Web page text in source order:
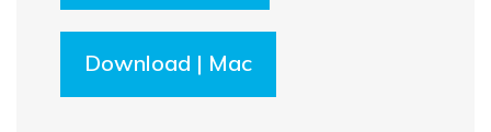
Download | Mac